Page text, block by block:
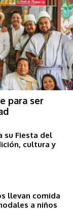
para ser
su Fiesta del
cultura y
llevan comida
a niños